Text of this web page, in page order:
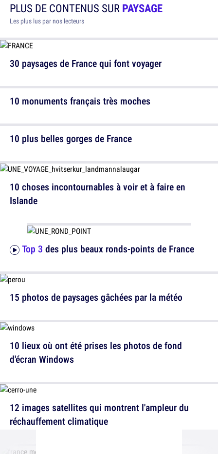
PLUS DE CONTENUS SURPAYSAGE
Les plus lus par nos lecteurs
30 paysages de France qui font voyager
10 plus belles gorges de France
Top 3 des plus beaux ronds-points de France
10 monuments français très moches
10 choses incontournables à voir et à faire en
Islande
15 photos de paysages gâchées par la météo
10 lieux où ont été prises les photos de fond
d'écran Windows
12 images satellites qui montrent l'ampleur du
réchauffement climatique